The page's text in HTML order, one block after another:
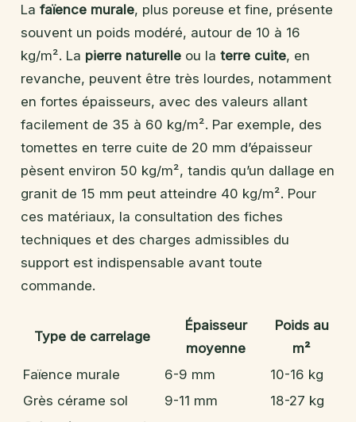
La faïence murale, plus poreuse et fine, présente
souvent un poids modéré, autour de 10 à 16
kg/m². La pierre naturelle ou la terre cuite, en
revanche, peuvent être très lourdes, notamment
en fortes épaisseurs, avec des valeurs allant
facilement de 35 à 60 kg/m². Par exemple, des
tomettes en terre cuite de 20 mm d’épaisseur
pèsent environ 50 kg/m², tandis qu’un dallage en
granit de 15 mm peut atteindre 40 kg/m². Pour
ces matériaux, la consultation des fiches
techniques et des charges admissibles du
support est indispensable avant toute
commande.
Type de carrelage
Épaisseur
moyenne
Poids au
m²
Faïence murale
6-9 mm
10-16 kg
Grès cérame sol
9-11 mm
18-27 kg